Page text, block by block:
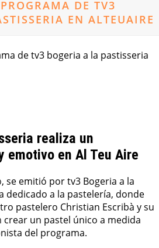
DE TV3
EN ALTEUAIRE
realiza un
emotivo en Al Teu Aire
se emitió por tv3 Bogeria a la
dedicado a la pastelería, donde
pastelero Christian Escribà y su
crear un pastel único a medida
del programa.